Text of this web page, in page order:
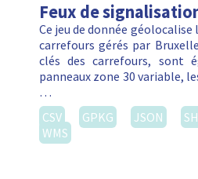
Feux de
Ce jeu de donnée géolocalise
carrefours gérés par
clés des carrefours, sont
panneaux zone 30 variable,
…
CSV
GPKG JSON
WMS